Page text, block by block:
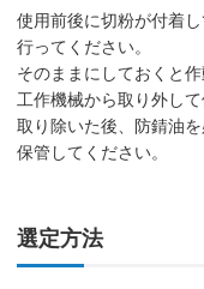
使用前後に切粉が付着
行ってください。
そのままにしておくと
工作機械から取り外し
取り除いた後、防錆油
保管してください。
選定方法